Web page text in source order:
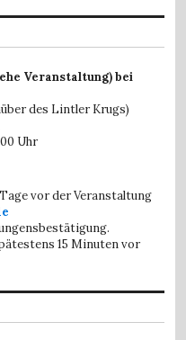
Veranstaltung) bei
des Lintler Krugs)
Uhr
vor der Veranstaltung
15 Minuten vor